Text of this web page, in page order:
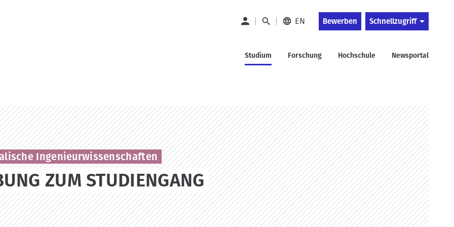
EN Bewerben Schnellzugriff
Studium Forschung Hochschule Newsportal
Ingenieurwissenschaften
ZUM STUDIENGANG